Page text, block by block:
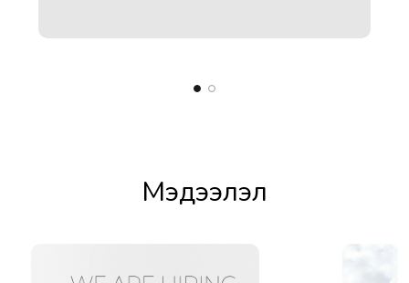
Мэдээлэл